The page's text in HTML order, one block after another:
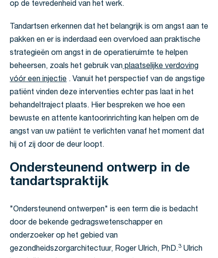
op de tevredenheid van het werk.
Tandartsen erkennen dat het belangrijk is om angst aan te
pakken en er is inderdaad een overvloed aan praktische
strategieën om angst in de operatieruimte te helpen
beheersen, zoals het gebruik van plaatselijke verdoving
vóór een injectie . Vanuit het perspectief van de angstige
patiënt vinden deze interventies echter pas laat in het
behandeltraject plaats. Hier bespreken we hoe een
bewuste en attente kantoorinrichting kan helpen om de
angst van uw patiënt te verlichten vanaf het moment dat
hij of zij door de deur loopt.
Ondersteunend ontwerp in de
tandartspraktijk
"Ondersteunend ontwerpen" is een term die is bedacht
door de bekende gedragswetenschapper en
onderzoeker op het gebied van
gezondheidszorgarchitectuur, Roger Ulrich, PhD.3 Ulrich